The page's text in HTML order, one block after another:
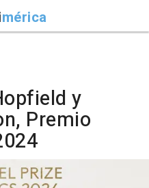
mérica
y
Premio